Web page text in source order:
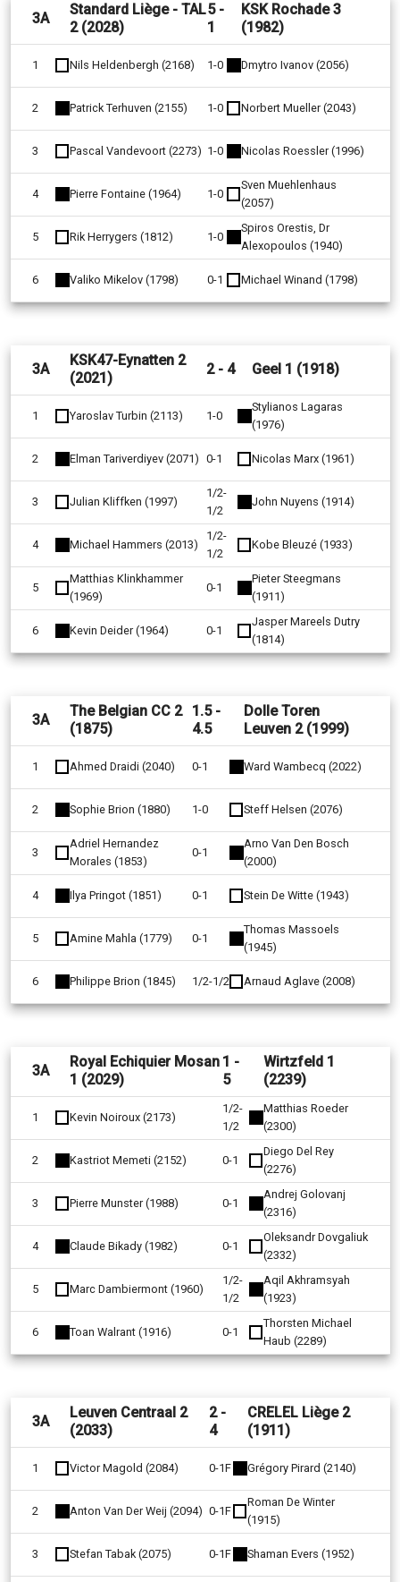
3A
Standard Liège - TAL
2 (2028)
5 -
1
KSK Rochade 3
(1982)
1 Nils Heldenbergh (2168) 1-0 Dmytro Ivanov (2056)
2 Patrick Terhuven (2155) 1-0 Norbert Mueller (2043)
3 Pascal Vandevoort (2273) 1-0 Nicolas Roessler (1996)
4 Pierre Fontaine (1964) 1-0
Sven Muehlenhaus
(2057)
5 Rik Herrygers (1812) 1-0
Spiros Orestis, Dr
Alexopoulos (1940)
6 Valiko Mikelov (1798) 0-1 Michael Winand (1798)
3A
KSK47-Eynatten 2
(2021)
2 - 4 Geel 1 (1918)
1 Yaroslav Turbin (2113) 1-0
Stylianos Lagaras
(1976)
2 Elman Tariverdiyev (2071) 0-1 Nicolas Marx (1961)
3 Julian Kliffken (1997)
1/2-
1/2
John Nuyens (1914)
4 Michael Hammers (2013)
1/2-
1/2
Kobe Bleuzé (1933)
5
Matthias Klinkhammer
(1969)
0-1
Pieter Steegmans
(1911)
6 Kevin Deider (1964) 0-1
Jasper Mareels Dutry
(1814)
3A
The Belgian CC 2
(1875)
1.5 -
4.5
Dolle Toren
Leuven 2 (1999)
1 Ahmed Draidi (2040) 0-1 Ward Wambecq (2022)
2 Sophie Brion (1880) 1-0 Steff Helsen (2076)
3
Adriel Hernandez
Morales (1853)
0-1
Arno Van Den Bosch
(2000)
4 Ilya Pringot (1851) 0-1 Stein De Witte (1943)
5 Amine Mahla (1779) 0-1
Thomas Massoels
(1945)
6 Philippe Brion (1845) 1/2-1/2 Arnaud Aglave (2008)
3A
Royal Echiquier Mosan
1 (2029)
1 -
5
Wirtzfeld 1
(2239)
1 Kevin Noiroux (2173)
1/2-
1/2
Matthias Roeder
(2300)
2 Kastriot Memeti (2152) 0-1
Diego Del Rey
(2276)
3 Pierre Munster (1988) 0-1
Andrej Golovanj
(2316)
4 Claude Bikady (1982) 0-1
Oleksandr Dovgaliuk
(2332)
5 Marc Dambiermont (1960)
1/2-
1/2
Aqil Akhramsyah
(1923)
6 Toan Walrant (1916) 0-1
Thorsten Michael
Haub (2289)
3A
Leuven Centraal 2
(2033)
2 -
4
CRELEL Liège 2
(1911)
1 Victor Magold (2084) 0-1F Grégory Pirard (2140)
2 Anton Van Der Weij (2094) 0-1F
Roman De Winter
(1915)
3 Stefan Tabak (2075) 0-1F Shaman Evers (1952)